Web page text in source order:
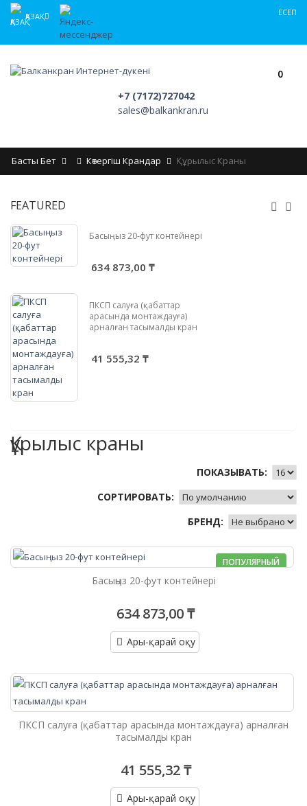
ҚАЗАҚ ЕСЕП
0
+7 (7172)727042
sales@balkankran.ru
Басты Бет Көтергіш Крандар Құрылыс Краны
FEATURED
Басыңыз 20-фут контейнері
634 873,00 ₸
ПКСП салуға (қабаттар
арасында монтаждауға)
арналған тасымалды кран
41 555,32 ₸
Құрылыс краны
ПОКАЗЫВАТЬ:
СОРТИРОВАТЬ:
БРЕНД:
ПОПУЛЯРНЫЙ
Басыңыз 20-фут контейнері
634 873,00 ₸
Ары-қарай оқу
ПКСП салуға (қабаттар арасында монтаждауға) арналған
тасымалды кран
41 555,32 ₸
Ары-қарай оқу